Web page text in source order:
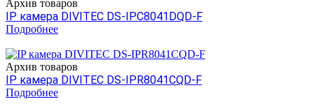
Архив товаров
IP камера DIVITEC DS-IPC8041DQD-F
Подробнее
Архив товаров
IP камера DIVITEC DS-IPR8041CQD-F
Подробнее